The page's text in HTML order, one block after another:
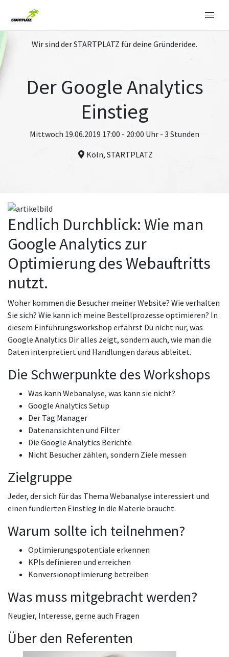
Wir sind der STARTPLATZ für deine Gründeridee.
Der Google Analytics
Einstieg
Mittwoch 19.06.2019 17:00 - 20:00 Uhr - 3 Stunden
Köln, STARTPLATZ
Endlich Durchblick: Wie man
Google Analytics zur
Optimierung des Webauftritts
nutzt.
Woher kommen die Besucher meiner Website? Wie verhalten
Sie sich? Wie kann ich meine Bestellprozesse optimieren? In
diesem Einführungsworkshop erfährst Du nicht nur, was
Google Analytics Dir alles zeigt, sondern auch, wie man die
Daten interpretiert und Handlungen daraus ableitet.
Die Schwerpunkte des Workshops
Was kann Webanalyse, was kann sie nicht?
Google Analytics Setup
Der Tag Manager
Datenansichten und Filter
Die Google Analytics Berichte
Nicht Besucher zählen, sondern Ziele messen
Zielgruppe
Jeder, der sich für das Thema Webanalyse interessiert und
einen fundierten Einstieg in die Materie braucht.
Warum sollte ich teilnehmen?
Optimierungspotentiale erkennen
KPIs definieren und erreichen
Konversionoptimierung betreiben
Was muss mitgebracht werden?
Neugier, Interesse, gerne auch Fragen
Über den Referenten